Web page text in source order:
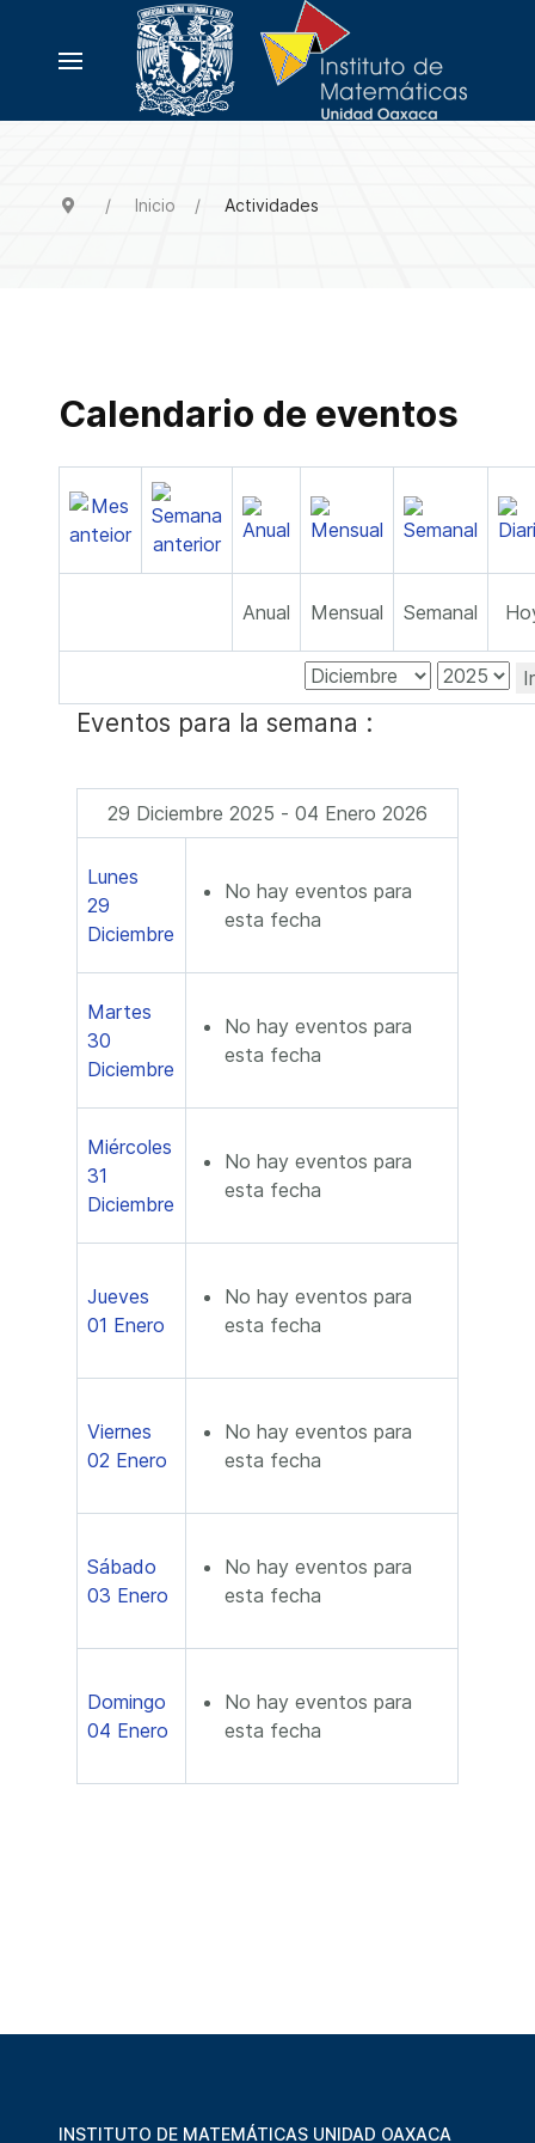
Inicio Actividades
Calendario de eventos
Anual Mensual Semanal
Eventos para la semana :
29 Diciembre 2025 - 04 Enero 2026
Lunes
29
Diciembre
No hay eventos para
esta fecha
Martes
30
Diciembre
No hay eventos para
esta fecha
Miércoles
31
Diciembre
No hay eventos para
esta fecha
Jueves
01 Enero
No hay eventos para
esta fecha
Viernes
02 Enero
No hay eventos para
esta fecha
Sábado
03 Enero
No hay eventos para
esta fecha
Domingo
04 Enero
No hay eventos para
esta fecha
INSTITUTO DE MATEMÁTICAS UNIDAD OAXACA